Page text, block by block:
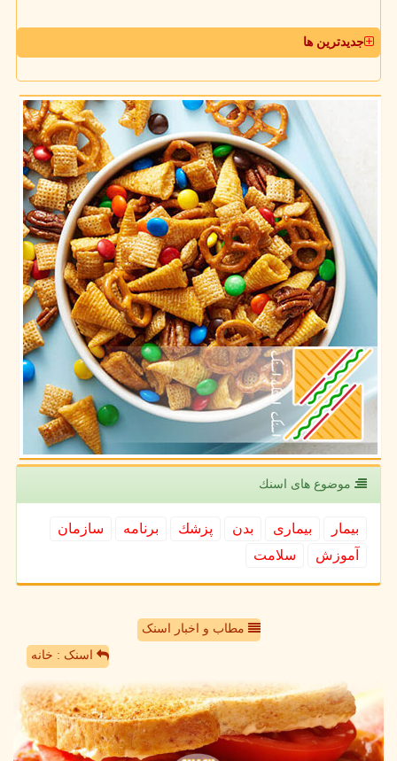
جدیدترین ها
موضوع های اسنك
بیمار بیماری بدن پزشك برنامه
سازمان
آموزش
سلامت
مطاب و اخبار اسنک
اسنک : خانه